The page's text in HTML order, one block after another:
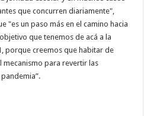
que concurren diariamente",
"es un paso más en el camino hacia
que tenemos de acá a la
porque creemos que habitar de
mecanismo para revertir las